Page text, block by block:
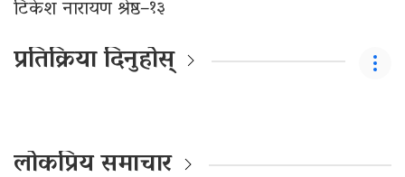
टिकेश नारायण श्रेष्ठ–१३
प्रतिक्रिया दिनुहोस्
लोकप्रिय समाचार